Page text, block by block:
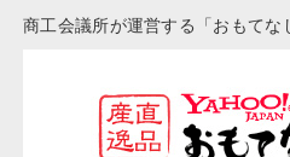
商工会議所が運営する「おもてな